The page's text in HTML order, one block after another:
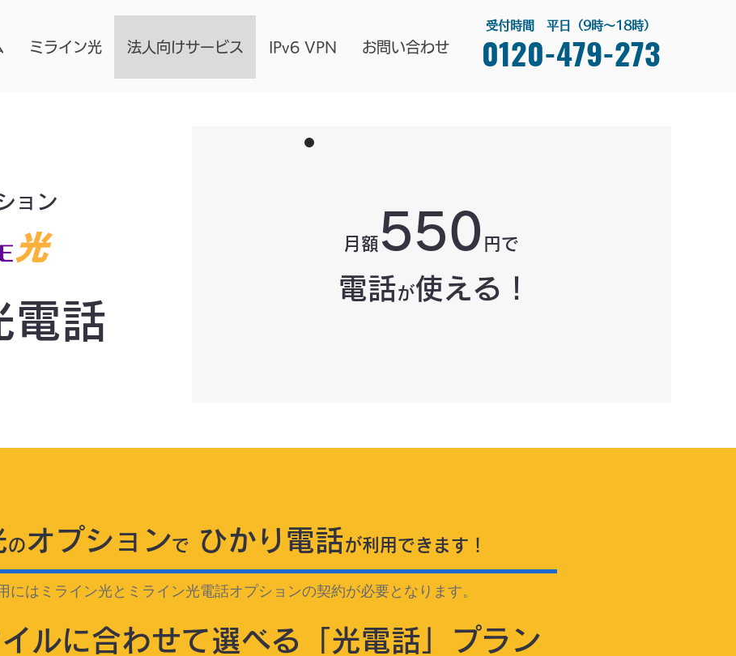
ミライン光 法人向けサービス IPv6 VPN お問い合わせ
受付時間 平日（9時～18時）
0120-479-273
ョン
電話
月額 550 円で
電話が使える！
のオプションで ひかり電話が利用できます！
にはミライン光とミライン光電話オプションの契約が必要となります。
ルに合わせて選べる「光電話」プラン